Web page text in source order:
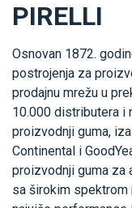
PIRELLI
Osnovan 1872.
postrojenja za
prodajnu mrežu u
10.000 distributera i
proizvodnji guma,
Continental i
proizvodnji guma za
sa širokim spektrom